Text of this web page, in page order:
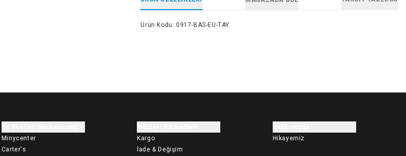
Ürün Kodu : 0917-BAS-EU-TAY
Minycenter
Carter's
Kargo
İade & Değişim
Hikayemiz